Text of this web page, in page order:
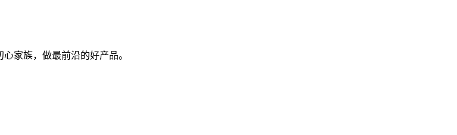
家族，做最前沿的好产品。